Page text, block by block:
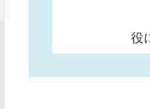
役